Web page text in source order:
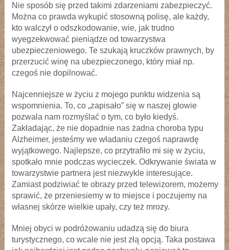
Nie sposób się przed takimi zdarzeniami zabezpieczyć.
Można co prawda wykupić stosowną polisę, ale każdy,
kto walczył o odszkodowanie, wie, jak trudno
wyegzekwować pieniądze od towarzystwa
ubezpieczeniowego. Te szukają kruczków prawnych, by
przerzucić winę na ubezpieczonego, który miał np.
czegoś nie dopilnować.
Najcenniejsze w życiu z mojego punktu widzenia są
wspomnienia. To, co „zapisało” się w naszej głowie
pozwala nam rozmyślać o tym, co było kiedyś.
Zakładając, że nie dopadnie nas żadna choroba typu
Alzheimer, jesteśmy we władaniu czegoś naprawdę
wyjątkowego. Najlepsze, co przytrafiło mi się w życiu,
spotkało mnie podczas wycieczek. Odkrywanie świata w
towarzystwie partnera jest niezwykle interesujące.
Zamiast podziwiać te obrazy przed telewizorem, możemy
sprawić, że przeniesiemy w to miejsce i poczujemy na
własnej skórze wielkie upały, czy też mrozy.
Mniej obyci w podróżowaniu udadzą się do biura
turystycznego, co wcale nie jest złą opcją. Taka postawa